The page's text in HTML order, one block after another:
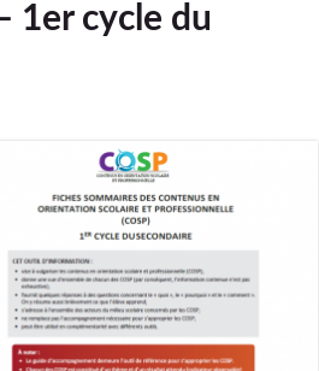
1er cycle du